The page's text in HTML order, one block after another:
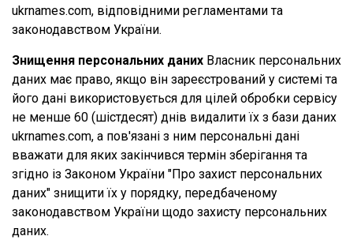
ukrnames.com, відповідними регламентами та
законодавством України.
Знищення персональних даних Власник персональних
даних має право, якщо він зареєстрований у системі та
його дані використовується для цілей обробки сервісу
не менше 60 (шістдесят) днів видалити їх з бази даних
ukrnames.com, а пов'язані з ним персональні дані
вважати для яких закінчився термін зберігання та
згідно із Законом України "Про захист персональних
даних" знищити їх у порядку, передбаченому
законодавством України щодо захисту персональних
даних.